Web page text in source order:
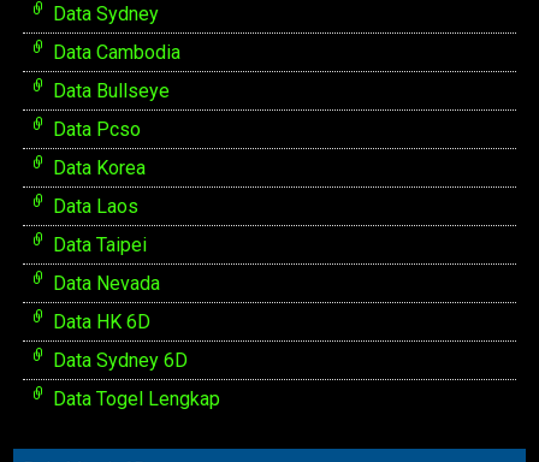
Data Sydney
Data Cambodia
Data Bullseye
Data Pcso
Data Korea
Data Laos
Data Taipei
Data Nevada
Data HK 6D
Data Sydney 6D
Data Togel Lengkap